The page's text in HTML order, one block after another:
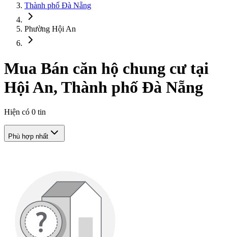
Thành phố Đà Nẵng
Phường Hội An
Mua Bán căn hộ chung cư tại
Hội An, Thành phố Đà Nẵng
Hiện có 0 tin
Phù hợp nhất